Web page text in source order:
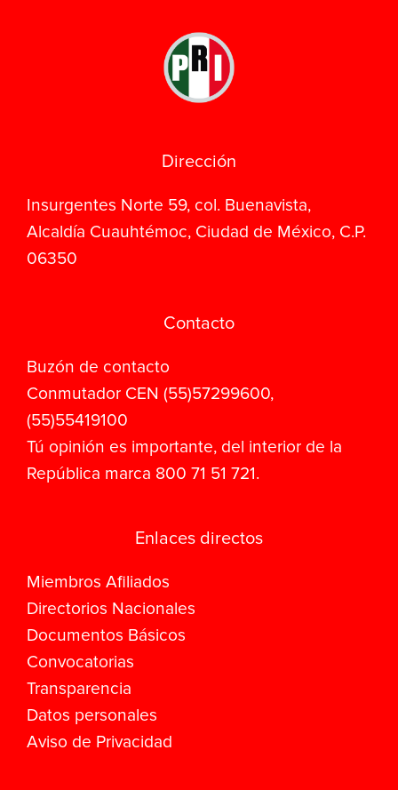
Dirección
Insurgentes Norte 59, col. Buenavista,
Alcaldía Cuauhtémoc, Ciudad de México, C.P.
06350
Contacto
Buzón de contacto
Conmutador CEN (55)57299600,
(55)55419100
Tú opinión es importante, del interior de la
República marca 800 71 51 721.
Enlaces directos
Miembros Afiliados
Directorios Nacionales
Documentos Básicos
Convocatorias
Transparencia
Datos personales
Aviso de Privacidad